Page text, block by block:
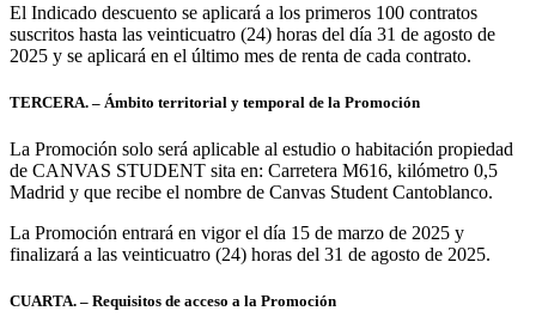
El Indicado descuento se aplicará a los primeros 100 contratos
suscritos hasta las veinticuatro (24) horas del día 31 de agosto de
2025 y se aplicará en el último mes de renta de cada contrato.
TERCERA. – Ámbito territorial y temporal de la Promoción
La Promoción solo será aplicable al estudio o habitación propiedad
de CANVAS STUDENT sita en: Carretera M616, kilómetro 0,5
Madrid y que recibe el nombre de Canvas Student Cantoblanco.
La Promoción entrará en vigor el día 15 de marzo de 2025 y
finalizará a las veinticuatro (24) horas del 31 de agosto de 2025.
CUARTA. – Requisitos de acceso a la Promoción